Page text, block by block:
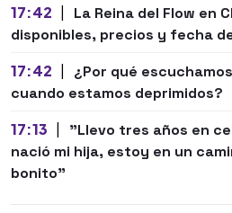
17:42
La Reina del Flow en
disponibles, precios y fecha
17:42
¿Por qué
cuando estamos deprimidos?
17:13
"Llevo tres años en
nació mi hija, estoy en un
bonito"